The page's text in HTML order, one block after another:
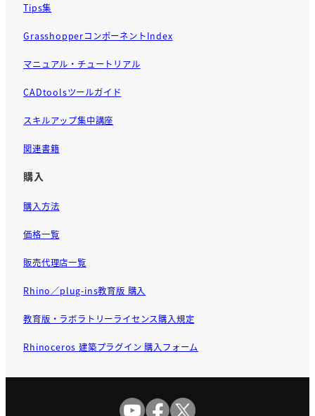
Tips集
GrasshopperコンポーネントIndex
マニュアル・チュートリアル
CADtoolsツールガイド
スキルアップ集中講座
関連書籍
購入
購入方法
価格一覧
販売代理店一覧
Rhino／plug-ins教育版 購入
教育版・ラボラトリーライセンス購入規定
Rhinoceros 建築プラグイン 購入フォーム